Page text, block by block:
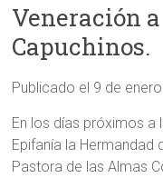
Veneración
Capuchinos.
Publicado el 9 de
En los días próximos a
Epifanía la Hermandad
Pastora de las Almas